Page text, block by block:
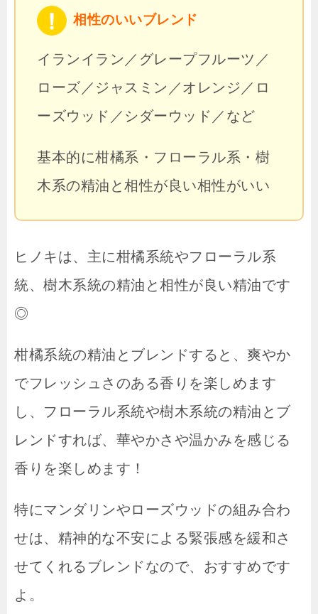
相性のいいブレンド
イランイラン／グレープフルーツ／
ローズ／ジャスミン／オレンジ／ロ
ーズウッド／シダーウッド／など
基本的に柑橘系・フローラル系・樹
木系の精油と相性が良い相性がいい
ヒノキは、主に柑橘系統やフローラル系
統、樹木系統の精油と相性が良い精油です
◎
柑橘系統の精油とブレンドすると、爽やか
でフレッシュさのある香りを楽しめます
し、フローラル系統や樹木系統の精油とブ
レンドすれば、華やかさや温かみを感じる
香りを楽しめます！
特にマンダリンやローズウッドの組み合わ
せは、精神的な不安による緊張感を緩和さ
せてくれるブレンドなので、おすすめです
よ。